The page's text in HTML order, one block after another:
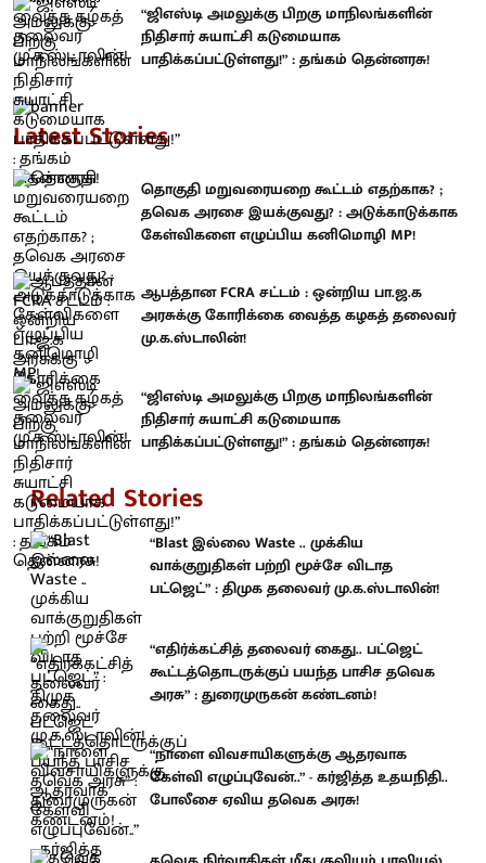
“ஜிஎஸ்டி அமலுக்கு பிறகு மாநிலங்களின்
நிதிசார் சுயாட்சி கடுமையாக
பாதிக்கப்பட்டுள்ளது!” : தங்கம் தென்னரசு!
Latest Stories
தொகுதி மறுவரையறை கூட்டம் எதற்காக? ;
தவெக அரசை இயக்குவது? : அடுக்காடுக்காக
கேள்விகளை எழுப்பிய கனிமொழி MP!
ஆபத்தான FCRA சட்டம் : ஒன்றிய பா.ஜ.க
அரசுக்கு கோரிக்கை வைத்த கழகத் தலைவர்
மு.க.ஸ்டாலின்!
“ஜிஎஸ்டி அமலுக்கு பிறகு மாநிலங்களின்
நிதிசார் சுயாட்சி கடுமையாக
பாதிக்கப்பட்டுள்ளது!” : தங்கம் தென்னரசு!
Related Stories
“Blast இல்லை Waste .. முக்கிய
வாக்குறுதிகள் பற்றி மூச்சே விடாத
பட்ஜெட்” : திமுக தலைவர் மு.க.ஸ்டாலின்!
“எதிர்க்கட்சித் தலைவர் கைது.. பட்ஜெட்
கூட்டத்தொடருக்குப் பயந்த பாசிச தவெக
அரசு” : துரைமுருகன் கண்டனம்!
“நாளை விவசாயிகளுக்கு ஆதரவாக
கேள்வி எழுப்புவேன்..” - கர்ஜித்த உதயநிதி..
போலீசை ஏவிய தவெக அரசு!